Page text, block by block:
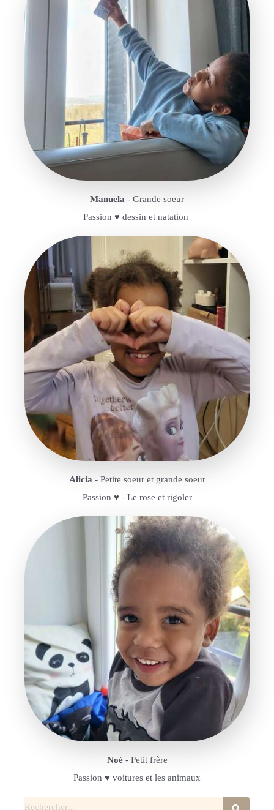
Manuela - Grande soeur
Passion ♥️ dessin et natation
Alicia- Petite soeur et grande soeur
Passion ♥️ - Le rose et rigoler
Noé- Petit frère
Passion ♥️ voitures et les animaux
Rechercher